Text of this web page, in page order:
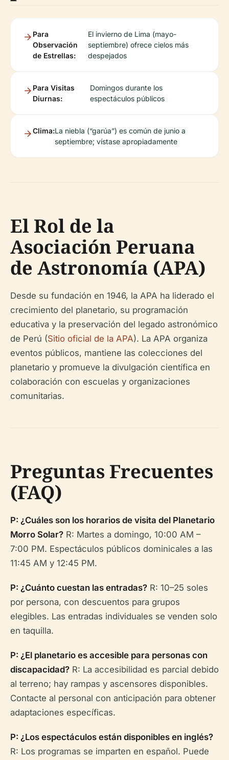
Para
Observación
de Estrellas:
El invierno de Lima (mayo-
septiembre) ofrece cielos más
despejados
Para Visitas
Diurnas:
Domingos durante los
espectáculos públicos
Clima:La niebla (“garúa”) es común de junio a
septiembre; vístase apropiadamente
El Rol de la
Asociación Peruana
de Astronomía (APA)
Desde su fundación en 1946, la APA ha liderado el
crecimiento del planetario, su programación
educativa y la preservación del legado astronómico
de Perú (Sitio oficial de la APA). La APA organiza
eventos públicos, mantiene las colecciones del
planetario y promueve la divulgación científica en
colaboración con escuelas y organizaciones
comunitarias.
Preguntas Frecuentes
(FAQ)
P: ¿Cuáles son los horarios de visita del Planetario
Morro Solar? R: Martes a domingo, 10:00 AM –
7:00 PM. Espectáculos públicos dominicales a las
11:45 AM y 12:45 PM.
P: ¿Cuánto cuestan las entradas? R: 10–25 soles
por persona, con descuentos para grupos
elegibles. Las entradas individuales se venden solo
en taquilla.
P: ¿El planetario es accesible para personas con
discapacidad? R: La accesibilidad es parcial debido
al terreno; hay rampas y ascensores disponibles.
Contacte al personal con anticipación para obtener
adaptaciones específicas.
P: ¿Los espectáculos están disponibles en inglés?
R: Los programas se imparten en español. Puede